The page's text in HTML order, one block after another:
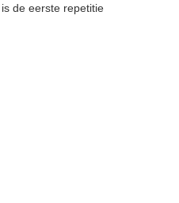
de eerste repetitie